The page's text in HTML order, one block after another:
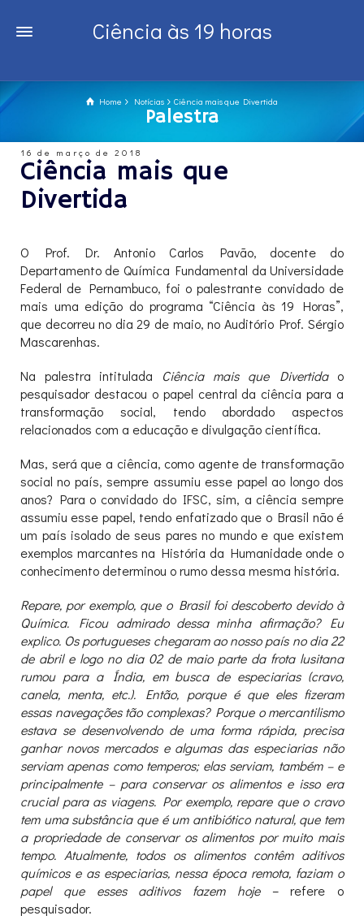
Ciência às 19 horas
Home Notícias Ciência mais que Divertida
Palestra
16 de março de 2018
Ciência mais que
Divertida
O Prof. Dr. Antonio Carlos Pavão, docente do
Departamento de Química Fundamental da Universidade
Federal de Pernambuco, foi o palestrante convidado de
mais uma edição do programa “Ciência às 19 Horas”,
que decorreu no dia 29 de maio, no Auditório Prof. Sérgio
Mascarenhas.
Na palestra intitulada Ciência mais que Divertidao
pesquisador destacou o papel central da ciência para a
transformação social, tendo abordado aspectos
relacionados com a educação e divulgação científica.
Mas, será que a ciência, como agente de transformação
social no país, sempre assumiu esse papel ao longo dos
anos? Para o convidado do IFSC, sim, a ciência sempre
assumiu esse papel, tendo enfatizado que o Brasil não é
um país isolado de seus pares no mundo e que existem
exemplos marcantes na História da Humanidade onde o
conhecimento determinou o rumo dessa mesma história.
Repare, por exemplo, que o Brasil foi descoberto devido à
Química. Ficou admirado dessa minha afirmação? Eu
explico. Os portugueses chegaram ao nosso país no dia 22
de abril e logo no dia 02 de maio parte da frota lusitana
rumou para a Índia, em busca de especiarias (cravo,
canela, menta, etc.). Então, porque é que eles fizeram
essas navegações tão complexas? Porque o mercantilismo
estava se desenvolvendo de uma forma rápida, precisa
ganhar novos mercados e algumas das especiarias não
serviam apenas como temperos; elas serviam, também – e
principalmente – para conservar os alimentos e isso era
crucial para as viagens. Por exemplo, repare que o cravo
tem uma substância que é um antibiótico natural, que tem
a propriedade de conservar os alimentos por muito mais
tempo. Atualmente, todos os alimentos contêm aditivos
químicos e as especiarias, nessa época remota, faziam o
papel que esses aditivos fazem hoje– refere o
pesquisador.